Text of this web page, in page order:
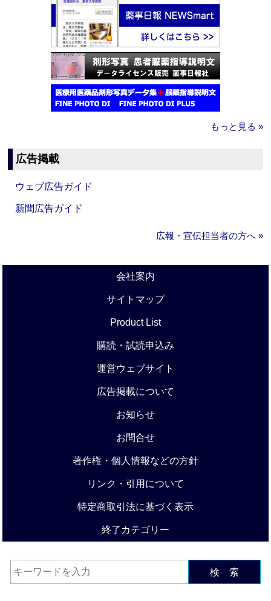
もっと見る »
広告掲載
ウェブ広告ガイド
新聞広告ガイド
広報・宣伝担当者の方へ »
会社案内
サイトマップ
Product List
購読・試読申込み
運営ウェブサイト
広告掲載について
お知らせ
お問合せ
著作権・個人情報などの方針
リンク・引用について
特定商取引法に基づく表示
終了カテゴリー
検 索